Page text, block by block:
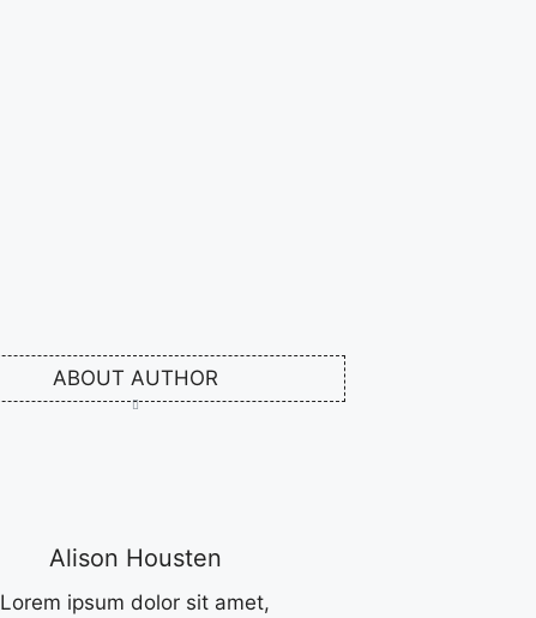
ABOUT AUTHOR
Alison Housten
Lorem ipsum dolor sit amet,